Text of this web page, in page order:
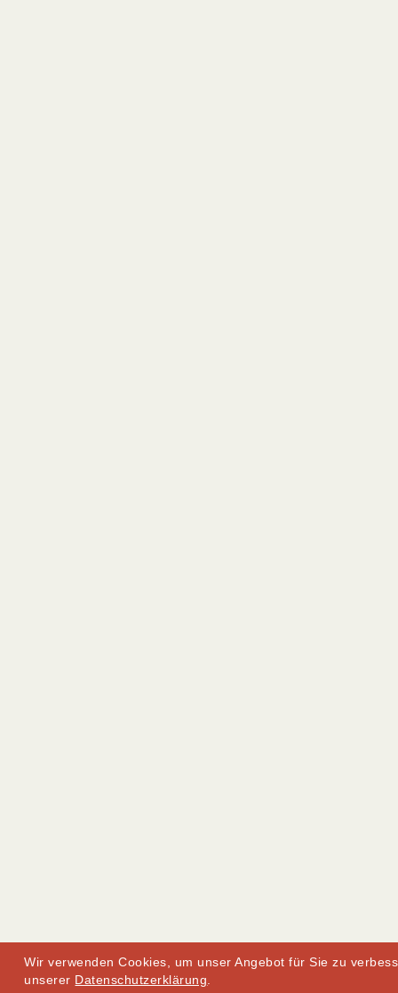
Wir verwenden Cookies, um unser Angebot für Sie zu
unserer Datenschutzerklärung